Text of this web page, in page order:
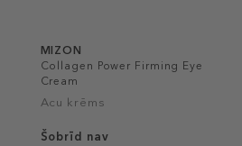
MIZON
Collagen Power Firming Eye
Cream
Acu krēms
Šobrīd nav